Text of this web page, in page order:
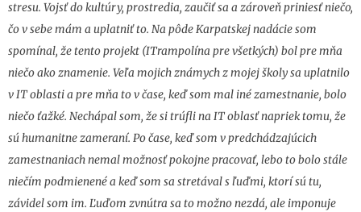
stresu. Vojsť do kultúry, prostredia, zaučiť sa a zároveň priniesť niečo,
čo v sebe mám a uplatniť to. Na pôde Karpatskej nadácie som
spomínal, že tento projekt (ITrampolína pre všetkých) bol pre mňa
niečo ako znamenie. Veľa mojich známych z mojej školy sa uplatnilo
v IT oblasti a pre mňa to v čase, keď som mal iné zamestnanie, bolo
niečo ťažké. Nechápal som, že si trúfli na IT oblasť napriek tomu, že
sú humanitne zameraní. Po čase, keď som v predchádzajúcich
zamestnaniach nemal možnosť pokojne pracovať, lebo to bolo stále
niečím podmienené a keď som sa stretával s ľuďmi, ktorí sú tu,
závidel som im. Ľuďom zvnútra sa to možno nezdá, ale imponuje